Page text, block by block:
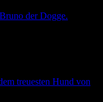
der Dogge.
treuesten Hund von